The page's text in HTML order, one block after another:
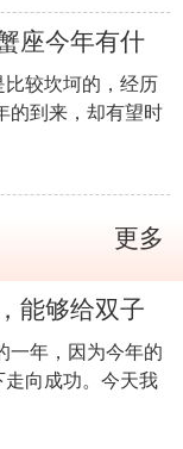
座今年有什
较坎坷的，经历
的到来，却有望时
更多
能够给双子
一年，因为今年的
向成功。今天我